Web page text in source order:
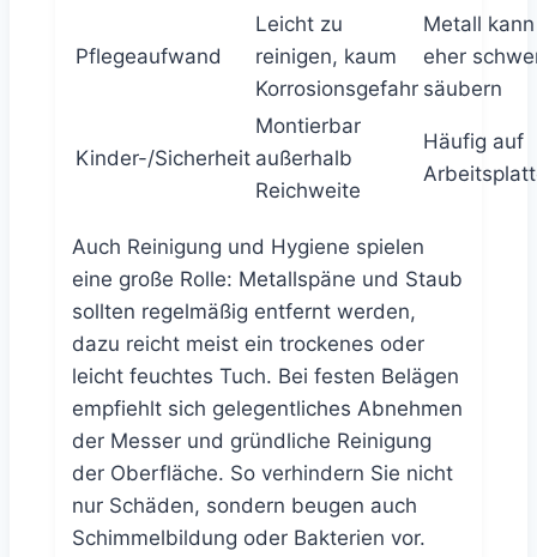
Pflegeaufwand
Leicht zu
reinigen, kaum
Korrosionsgefahr
Metall
eher
säubern
Kinder-/Sicherheit
Montierbar
außerhalb
Reichweite
Häufig auf
Auch Reinigung und Hygiene spielen
eine große Rolle: Metallspäne und Staub
sollten regelmäßig entfernt werden,
dazu reicht meist ein trockenes oder
leicht feuchtes Tuch. Bei festen Belägen
empfiehlt sich gelegentliches Abnehmen
der Messer und gründliche Reinigung
der Oberfläche. So verhindern Sie nicht
nur Schäden, sondern beugen auch
Schimmelbildung oder Bakterien vor.